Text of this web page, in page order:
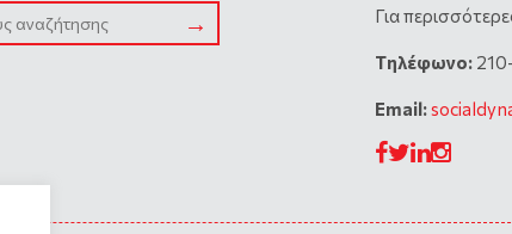
Για
Tηλέφωνο:
Email: